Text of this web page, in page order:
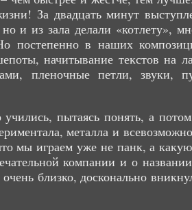
За двадцать минут
и из зала делали «котлету»,
постепенно в наших
начитывание текстов на
пленочные петли, звуки,
пытаясь понять, а
металла и
мы играем уже не панк, а
компании и о
близко, досконально